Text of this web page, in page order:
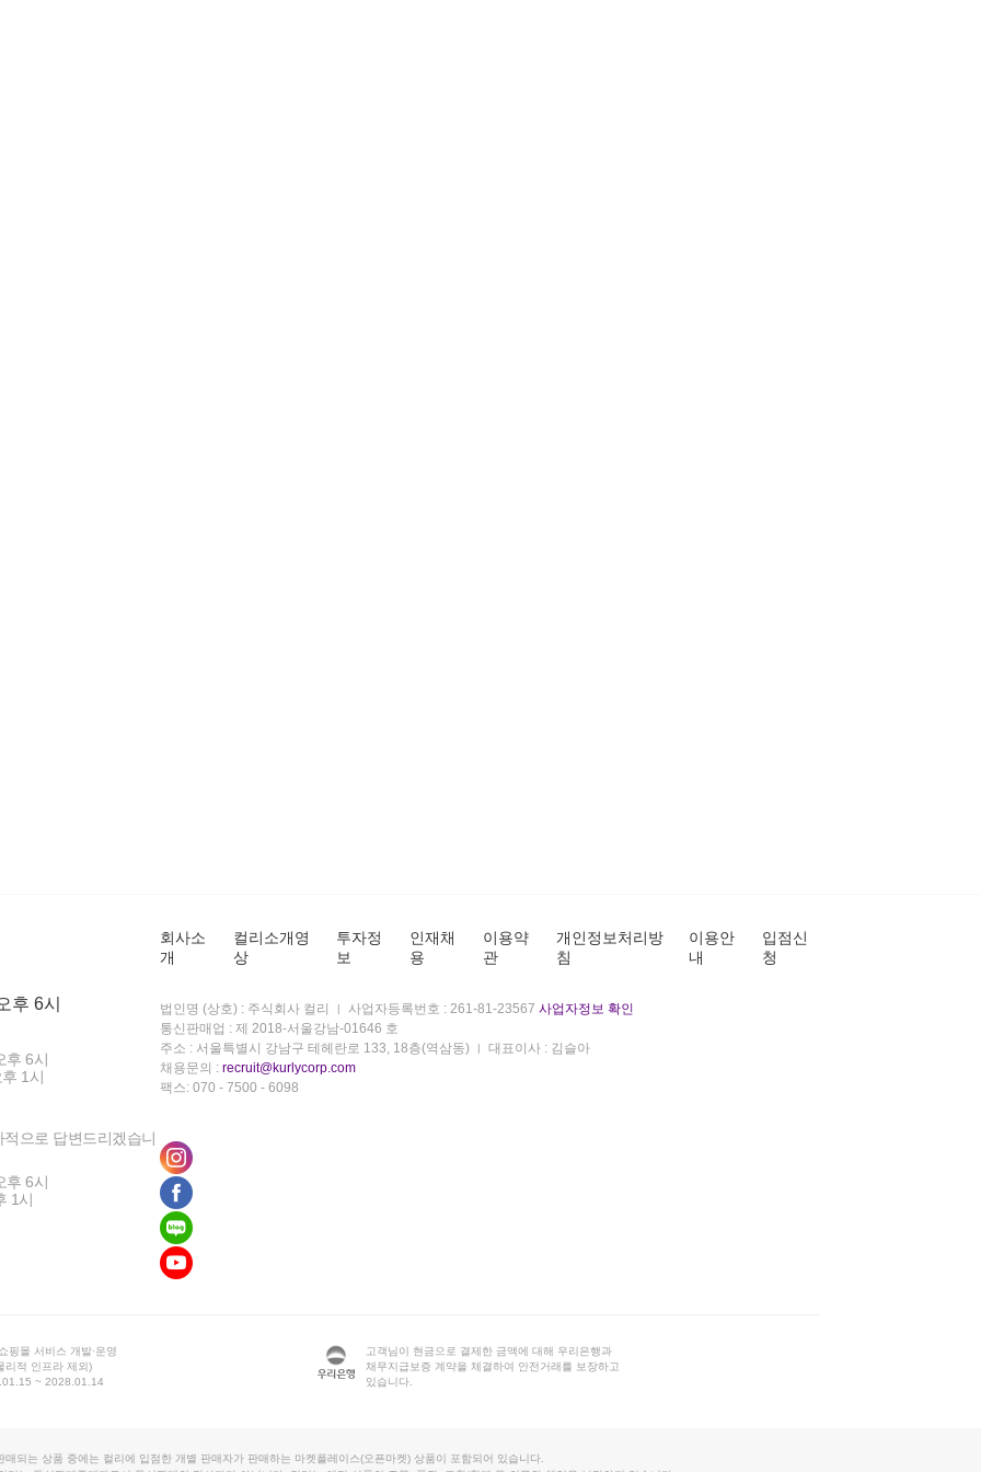
후 6시
후 6시
1시
으로 답변드리겠습니
후 6시
1시
회사소
개
컬리소개영
상
투자정
보
인재채
용
이용약
관
개인정보처리방
침
이용안
내
입점신
청
법인명 (상호) : 주식회사 컬리 사업자등록번호 : 261-81-23567 사업자정보 확인
통신판매업 : 제 2018-서울강남-01646 호
주소 : 서울특별시 강남구 테헤란로 133, 18층(역삼동)
대표이사 : 김슬아
채용문의 : recruit@kurlycorp.com
팩스: 070 - 7500 - 6098
핑몰 서비스 개발·운영
리적 인프라 제외)
~ 2028.01.14
고객님이 현금으로 결제한 금액에 대해 우리은행과
채무지급보증 계약을 체결하여 안전거래를 보장하고
있습니다.
매되는 상품 중에는 컬리에 입점한 개별 판매자가 판매하는 마켓플레이스(오픈마켓) 상품이 포함되어 있습니다.